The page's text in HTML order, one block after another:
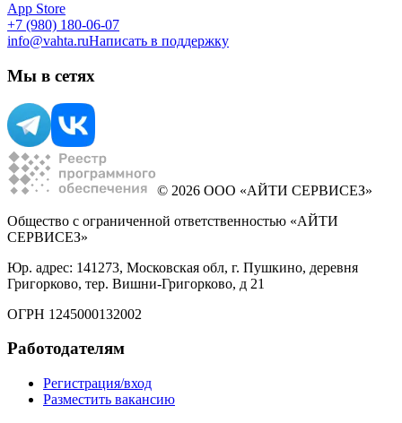
App Store
+7 (980) 180-06-07
info@vahta.ruНаписать в поддержку
Мы в сетях
© 2026 ООО «АЙТИ СЕРВИСЕЗ»
Общество с ограниченной ответственностью «АЙТИ
СЕРВИСЕЗ»
Юр. адрес: 141273, Московская обл, г. Пушкино, деревня
Григорково, тер. Вишни-Григорково, д 21
ОГРН 1245000132002
Работодателям
Регистрация/вход
Разместить вакансию